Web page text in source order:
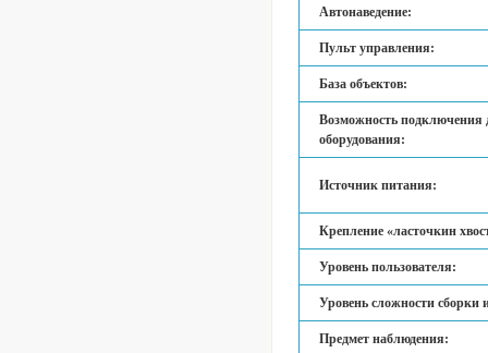
Автонаведение:
Пульт управления:
База объектов:
Возможность подключения
оборудования:
Источник питания:
Крепление «ласточкин
Уровень пользователя:
Уровень сложности сборки
Предмет наблюдения: